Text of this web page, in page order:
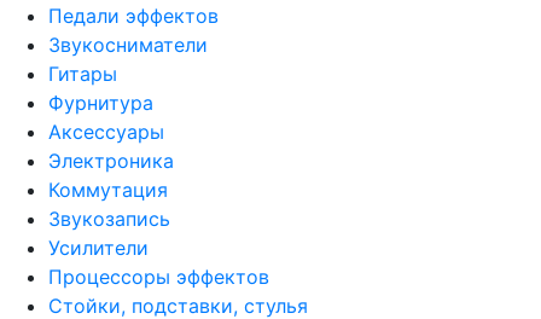
Педали эффектов
Звукосниматели
Гитары
Фурнитура
Аксессуары
Электроника
Коммутация
Звукозапись
Усилители
Процессоры эффектов
Стойки, подставки, стулья